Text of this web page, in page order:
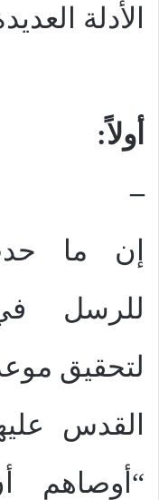
الأدلة
أولاً:
–
إن ما
للرسل في
لتحقيق
القدس
“أوصاهم